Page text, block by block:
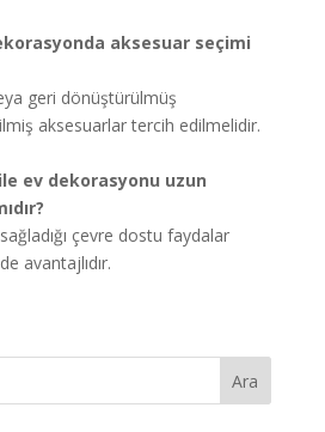
aksesuar seçimi
geri dönüştürülmüş
aksesuarlar tercih edilmelidir.
ev dekorasyonu uzun
sağladığı çevre dostu faydalar
avantajlıdır.
Ara